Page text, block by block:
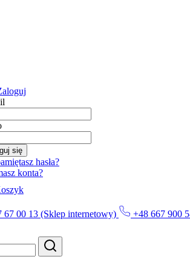
się
hasła?
konta?
67 00 13 (Sklep internetowy) +48 667 900